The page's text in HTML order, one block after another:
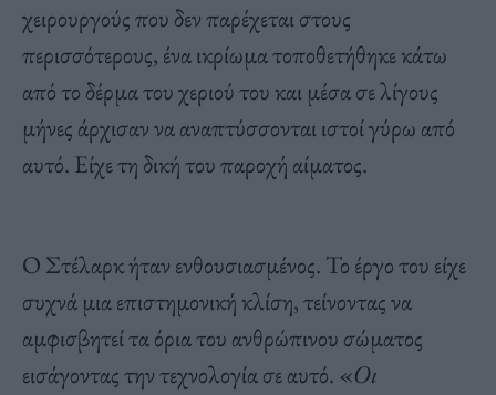
χειρουργούς που δεν παρέχεται στους
περισσότερους, ένα ικρίωμα τοποθετήθηκε κάτω
από το δέρμα του χεριού του και μέσα σε λίγους
μήνες άρχισαν να αναπτύσσονται ιστοί γύρω από
αυτό. Είχε τη δική του παροχή αίματος.
Ο Στέλαρκ ήταν ενθουσιασμένος. Το έργο του είχε
συχνά μια επιστημονική κλίση, τείνοντας να
αμφισβητεί τα όρια του ανθρώπινου σώματος
εισάγοντας την τεχνολογία σε αυτό. «Οι